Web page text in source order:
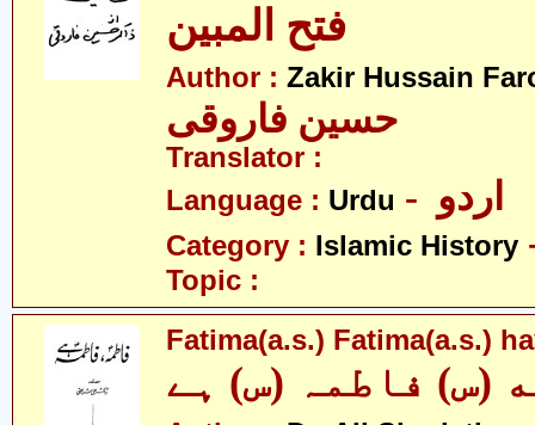
فتح المبین
Author : Zakir Hussain
حسین فاروقی
Translator :
Language : Urdu
Category : Islamic History
Topic :
Fatima(a.s.) Fatima(a.s.)
(س) فاطمہ (س) ہے